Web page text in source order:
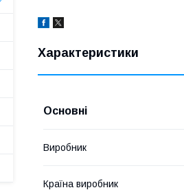
Характеристики
Основні
Виробник
Країна виробник